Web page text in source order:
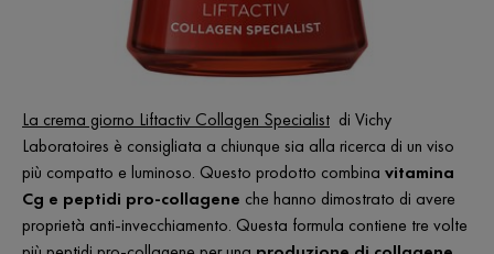
La crema giorno Liftactiv Collagen Specialist di Vichy
Laboratoires è consigliata a chiunque sia alla ricerca di un viso
più compatto e luminoso. Questo prodotto combina vitamina
Cg e peptidi pro-collagene che hanno dimostrato di avere
proprietà anti-invecchiamento. Questa formula contiene tre volte